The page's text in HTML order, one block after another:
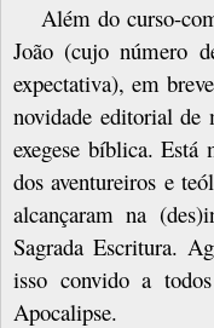
Além do curso-
João (cujo número
expectativa), em
novidade editorial de
exegese bíblica.
dos aventureiros e
alcançaram na
Sagrada Escritura.
isso convido a
Apocalipse.